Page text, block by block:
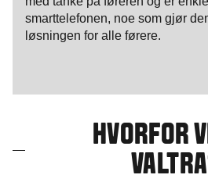
smarttelefonen, noe som gjør
løsningen for alle førere.
HVORFOR